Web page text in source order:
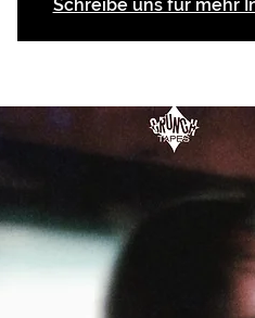
Schreibe uns für mehr